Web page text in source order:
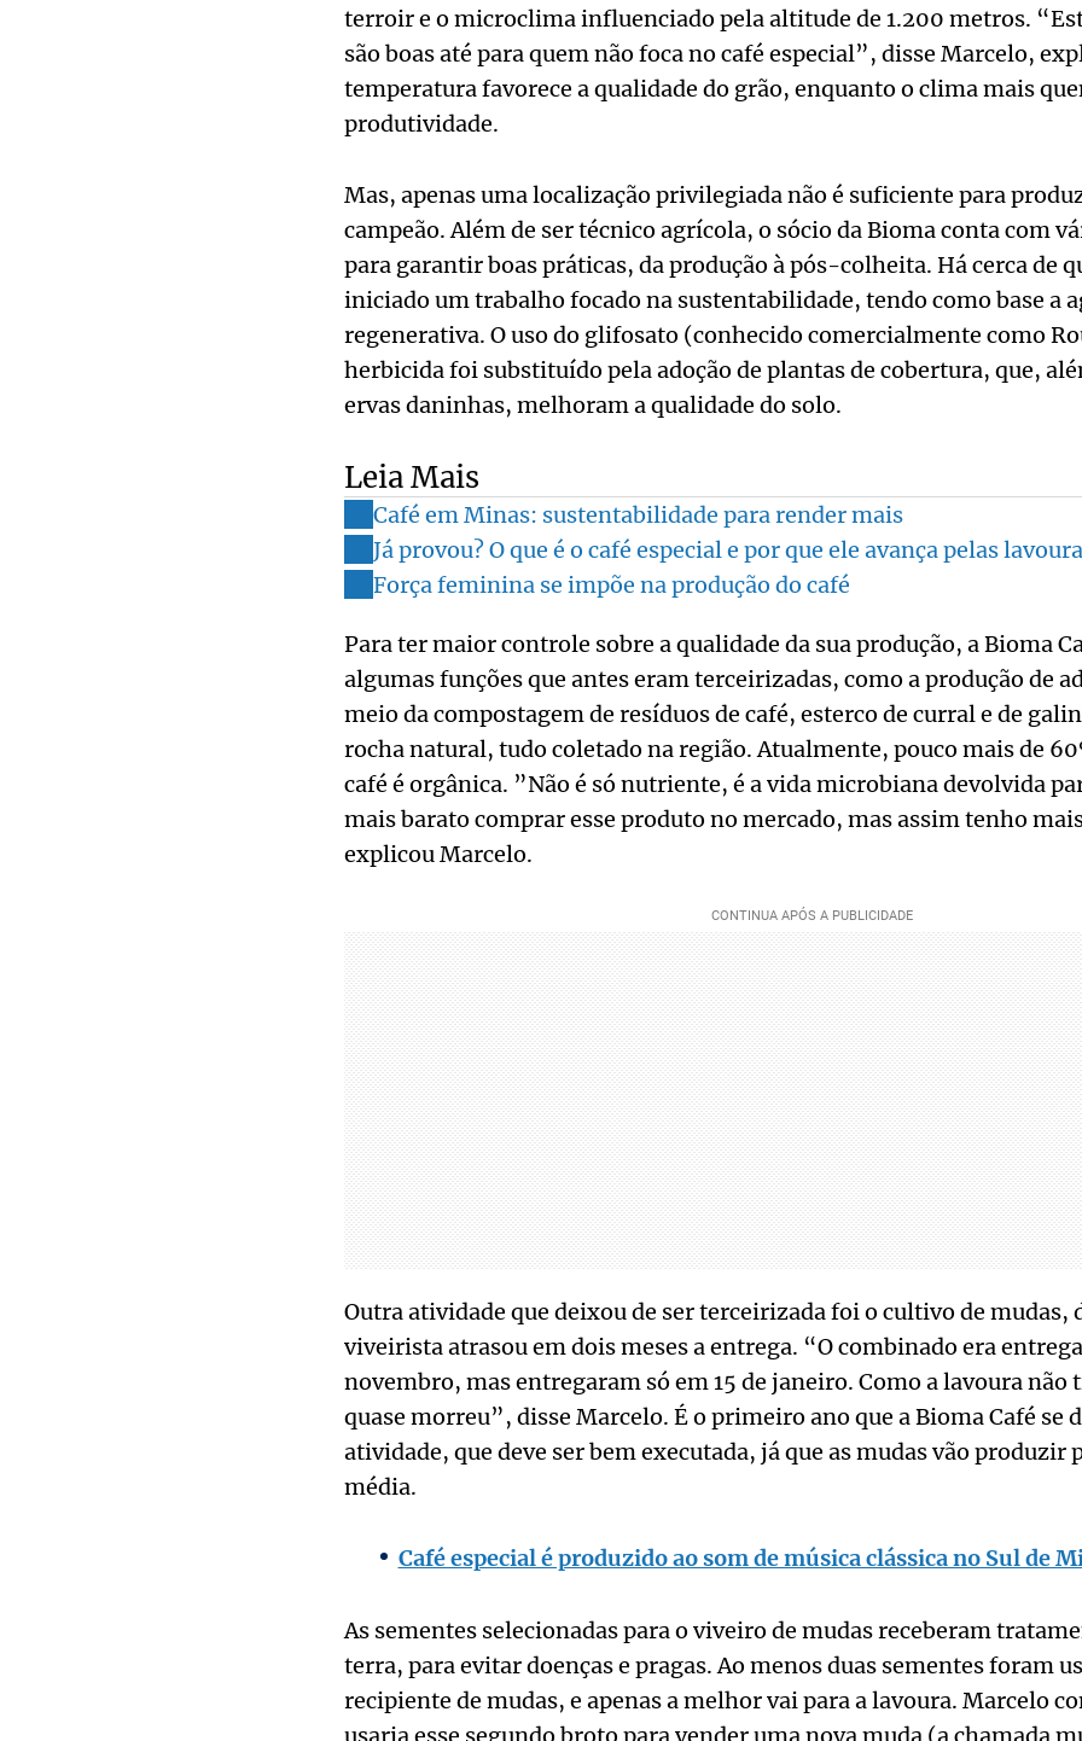
terroir e o microclima influenciado pela altitude de 1.200 metros.
são boas até para quem não foca no café especial”, disse Marcelo,
temperatura favorece a qualidade do grão, enquanto o clima mais
produtividade.
Mas, apenas uma localização privilegiada não é suficiente para
campeão. Além de ser técnico agrícola, o sócio da Bioma conta com
para garantir boas práticas, da produção à pós-colheita. Há cerca de
iniciado um trabalho focado na sustentabilidade, tendo como base a
regenerativa. O uso do glifosato (conhecido comercialmente como
herbicida foi substituído pela adoção de plantas de cobertura, que,
ervas daninhas, melhoram a qualidade do solo.
Leia Mais
Café em Minas: sustentabilidade para render mais
Já provou? O que é o café especial e por que ele avança pelas
Força feminina se impõe na produção do café
Para ter maior controle sobre a qualidade da sua produção, a Bioma
algumas funções que antes eram terceirizadas, como a produção de
meio da compostagem de resíduos de café, esterco de curral e de
rocha natural, tudo coletado na região. Atualmente, pouco mais de
café é orgânica. ”Não é só nutriente, é a vida microbiana devolvida
mais barato comprar esse produto no mercado, mas assim tenho
explicou Marcelo.
Outra atividade que deixou de ser terceirizada foi o cultivo de mudas,
viveirista atrasou em dois meses a entrega. “O combinado era
novembro, mas entregaram só em 15 de janeiro. Como a lavoura
quase morreu”, disse Marcelo. É o primeiro ano que a Bioma Café se
atividade, que deve ser bem executada, já que as mudas vão produzir
média.
Café especial é produzido ao som de música clássica no Sul de
As sementes selecionadas para o viveiro de mudas receberam
terra, para evitar doenças e pragas. Ao menos duas sementes foram
recipiente de mudas, e apenas a melhor vai para a lavoura. Marcelo